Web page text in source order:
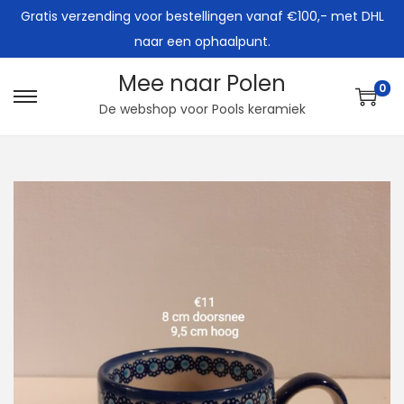
Gratis verzending voor bestellingen vanaf €100,- met DHL
naar een ophaalpunt.
G
a
v
i
g
a
G
a
i
n
h
o
Mee naar Polen
De webshop voor Pools keramiek
0